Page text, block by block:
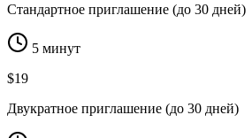
Стандартное приглашение (до 30 дней)
5 минут
$19
Двукратное приглашение (до 30 дней)